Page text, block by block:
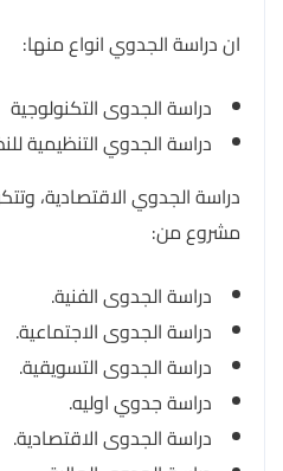
ان دراسة الجدوي انواع منها:
دراسة الجدوى التكنولوجية
دراسة الجدوي التنظيمية
دراسة الجدوي الاقتصادية،
مشروع من:
دراسة الجدوى الفنية.
دراسة الجدوى الاجتماعية.
دراسة الجدوى التسويقية.
دراسة جدوي اوليه.
دراسة الجدوى الاقتصادية.